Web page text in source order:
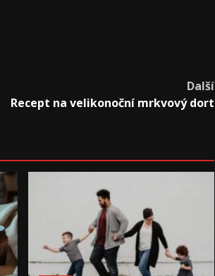
Další
Recept na velikonoční mrkvový dort